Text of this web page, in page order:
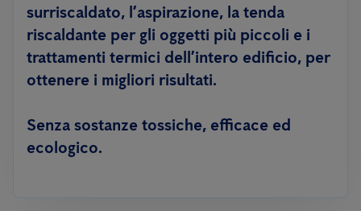
surriscaldato, l’aspirazione, la tenda
riscaldante per gli oggetti più piccoli e i
trattamenti termici dell’intero edificio, per
ottenere i migliori risultati.
Senza sostanze tossiche, efficace ed
ecologico.